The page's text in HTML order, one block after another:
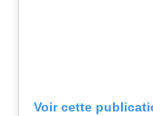
Voir cette